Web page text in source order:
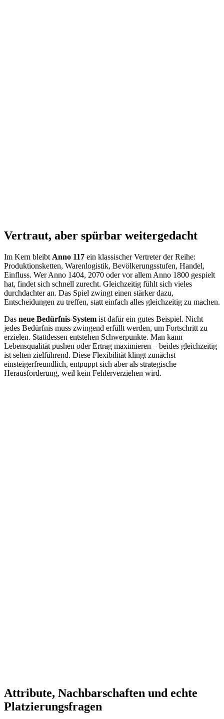
Vertraut, aber spürbar weitergedacht
Im Kern bleibt Anno 117 ein klassischer Vertreter der Reihe:
Produktionsketten, Warenlogistik, Bevölkerungsstufen, Handel,
Einfluss. Wer Anno 1404, 2070 oder vor allem Anno 1800 gespielt
hat, findet sich schnell zurecht. Gleichzeitig fühlt sich vieles
durchdachter an. Das Spiel zwingt einen stärker dazu,
Entscheidungen zu treffen, statt einfach alles gleichzeitig zu machen.
Das neue Bedürfnis-System ist dafür ein gutes Beispiel. Nicht
jedes Bedürfnis muss zwingend erfüllt werden, um Fortschritt zu
erzielen. Stattdessen entstehen Schwerpunkte. Man kann
Lebensqualität pushen oder Ertrag maximieren – beides gleichzeitig
ist selten zielführend. Diese Flexibilität klingt zunächst
einsteigerfreundlich, entpuppt sich aber als strategische
Herausforderung, weil kein Fehlerverziehen wird.
Attribute, Nachbarschaften und echte
Platzierungsfragen